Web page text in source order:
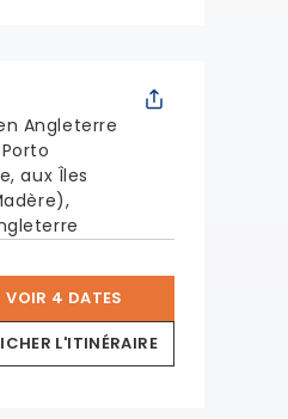
Angleterre
Porto
aux Îles
VOIR 4 DATES
L'ITINÉRAIRE